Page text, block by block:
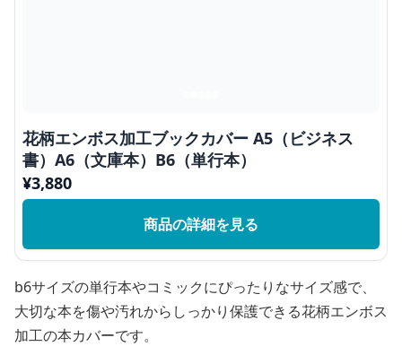
花柄エンボス加工ブックカバー A5（ビジネス
書）A6（文庫本）B6（単行本）
¥3,880
商品の詳細を見る
b6サイズの単行本やコミックにぴったりなサイズ感で、
大切な本を傷や汚れからしっかり保護できる花柄エンボス
加工の本カバーです。